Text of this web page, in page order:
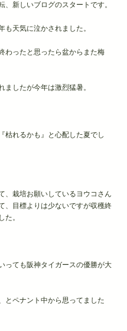
、新しいブログのスタートです。
も天気に泣かされました。
わったと思ったら盆からまた梅
ましたが今年は激烈猛暑。
枯れるかも』と心配した夏でし
、栽培お願いしているヨウコさん
、目標よりは少ないですが収穫終
た。
っても阪神タイガースの優勝が大
とペナント中から思ってました